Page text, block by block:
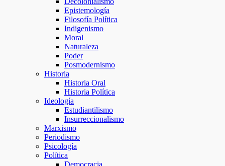
Epistemología
Filosofía Política
Indigenismo
Moral
Naturaleza
Poder
Posmodernismo
Historia
Historia Oral
Historia Política
Ideología
Estudiantilismo
Insurreccionalismo
Marxismo
Periodismo
Psicología
Política